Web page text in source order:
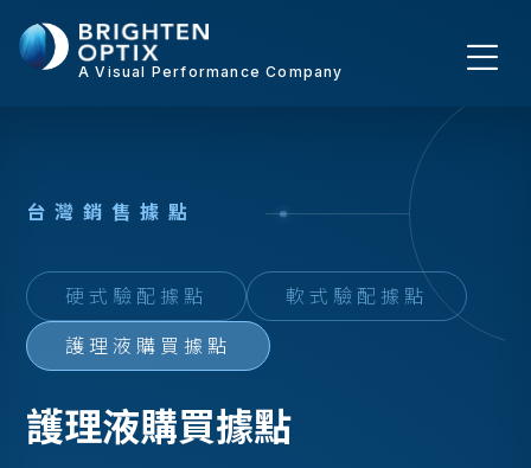
A Visual Performance Company
台灣銷 售據點
硬式驗配據點 軟式驗配據點
護理液購買據點
護理液購買據點